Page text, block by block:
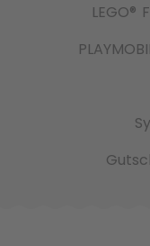
LEGO®